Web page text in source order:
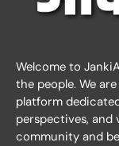
Welcome to
the people. We
platform
perspectives,
community and